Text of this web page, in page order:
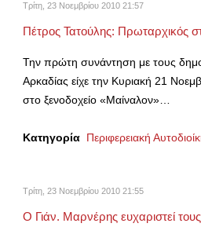
Τρίτη, 23 Νοεμβρίου 2010 21:57
Πέτρος Τατούλης: Πρωταρχικός
Την πρώτη συνάντηση με τους
Αρκαδίας είχε την Κυριακή 21
στο ξενοδοχείο «Μαίναλον»…
Κατηγορία Περιφερειακή
Τρίτη, 23 Νοεμβρίου 2010 21:55
Ο Γιάν. Μαρνέρης ευχαριστεί